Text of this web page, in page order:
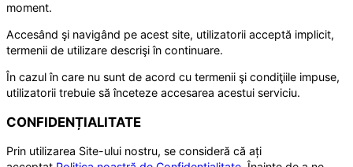
moment.
Accesând şi navigând pe acest site, utilizatorii acceptă implicit,
termenii de utilizare descrişi în continuare.
În cazul în care nu sunt de acord cu termenii şi condiţiile impuse,
utilizatorii trebuie să înceteze accesarea acestui serviciu.
CONFIDENȚIALITATE
Prin utilizarea Site-ului nostru, se consideră că ați